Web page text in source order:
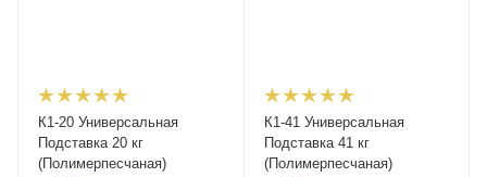
К1-20 Универсальная
Подставка 20 кг
(Полимерпесчаная)
К1-41 Универсальная
Подставка 41 кг
(Полимерпесчаная)